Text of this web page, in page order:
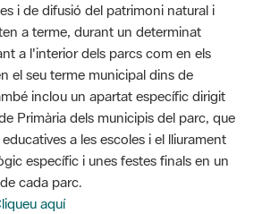
i de difusió del patrimoni natural i
a terme, durant un determinat
a l'interior dels parcs com en els
el seu terme municipal dins de
inclou un apartat específic dirigit
Primària dels municipis del parc, que
a les escoles i el lliurament
específic i unes festes finals en un
cada parc.
aquí